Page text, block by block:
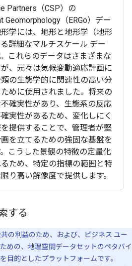
Partners（CSP）の
Geomorphology（ERGo）デー
学には、地形と地形学（地形
詳細なマルチスケール デー
これらのデータはさまざまな
、元々は気候変動適応計画に
の生態学的に関連性の高い分
めに使用されました。将来の
確実性があり、生態系の反応
実性があるため、変化しにく
提供することで、管理者が堅
を立てるための強固な基盤を
こうした景観の特徴の定量化
ため、特定の指標の範囲と特
り高い解像度で提供します。
する
の利益のため、および、ビジネス ユー
めの、地理空間データセットのペタバイ
目的としたプラットフォームです。